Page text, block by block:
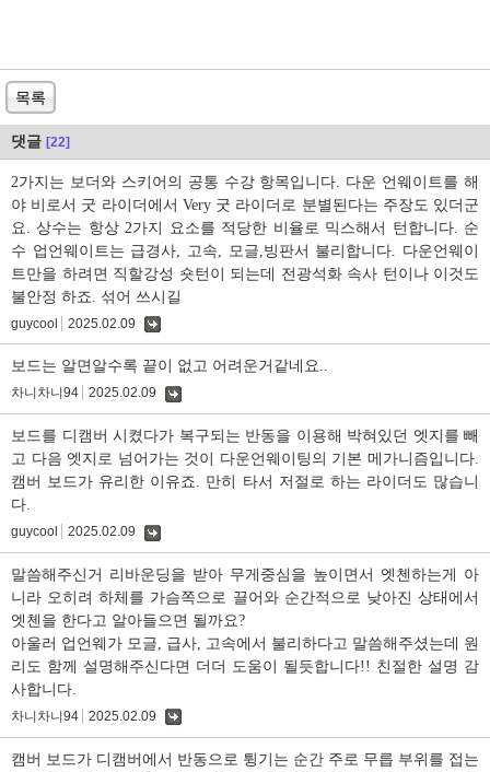
목록
댓글 [22]
2가지는 보더와 스키어의 공통 수강 항목입니다. 다운 언웨이트를 해
야 비로서 굿 라이더에서 Very 굿 라이더로 분별된다는 주장도 있더군
요. 상수는 항상 2가지 요소를 적당한 비율로 믹스해서 턴합니다. 순
수 업언웨이트는 급경사, 고속, 모글,빙판서 불리합니다. 다운언웨이
트만을 하려면 직할강성 숏턴이 되는데 전광석화 속사 턴이나 이것도
불안정 하죠. 섞어 쓰시길
guycool 2025.02.09
보드는 알면알수록 끝이 없고 어려운거같네요..
차니차니94 2025.02.09
보드를 디캠버 시켰다가 복구되는 반동을 이용해 박혀있던 엣지를 빼
고 다음 엣지로 넘어가는 것이 다운언웨이팅의 기본 메가니즘입니다.
캠버 보드가 유리한 이유죠. 만히 타서 저절로 하는 라이더도 많습니
다.
guycool 2025.02.09
말씀해주신거 리바운딩을 받아 무게중심을 높이면서 엣첸하는게 아
니라 오히려 하체를 가슴쪽으로 끌어와 순간적으로 낮아진 상태에서
엣첸을 한다고 알아들으면 될까요?
아울러 업언웨가 모글, 급사, 고속에서 불리하다고 말씀해주셨는데 원
리도 함께 설명해주신다면 더더 도움이 될듯합니다!! 친절한 설명 감
사합니다.
차니차니94 2025.02.09
캠버 보드가 디캠버에서 반동으로 튕기는 순간 주로 무릅 부위를 접는